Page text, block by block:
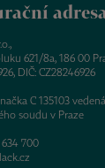
621/8a, 186 00
DIČ: CZ28246926
C 135103 vedená
soudu v Praze
700